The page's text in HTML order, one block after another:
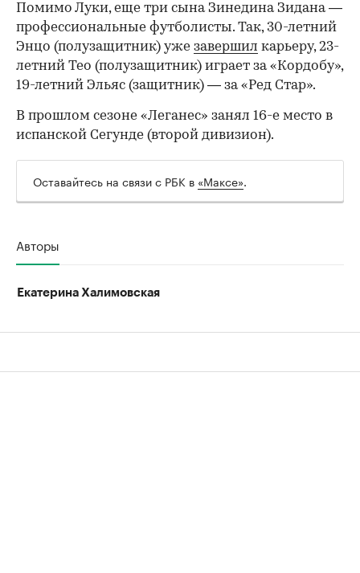
Помимо Луки, еще три сына Зинедина Зидана —
профессиональные футболисты. Так, 30-летний
Энцо (полузащитник) уже завершил карьеру, 23-
летний Тео (полузащитник) играет за «Кордобу»,
19-летний Эльяс (защитник) — за «Ред Стар».
В прошлом сезоне «Леганес» занял 16-е место в
испанской Сегунде (второй дивизион).
Оставайтесь на связи с РБК в «Максе».
Авторы
Екатерина Халимовская